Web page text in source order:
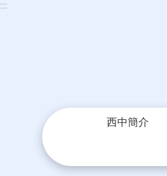
跳到主要內容區塊
:::
西中簡介